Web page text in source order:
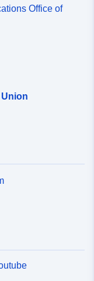
Office of